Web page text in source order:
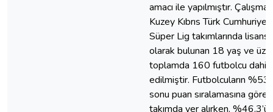
amacı ile yapılmıştır.
Kuzey Kıbrıs Türk
Süper Lig takımlarında lisanslı
olarak bulunan 18 yaş ve
toplamda 160 futbolcu dahil
edilmiştir. Futbolcuların
sonu puan sıralamasına göre
takımda yer alırken, %46,3’ü